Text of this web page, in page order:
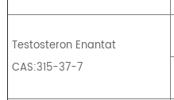
Testosteron Enantat
CAS:315-37-7